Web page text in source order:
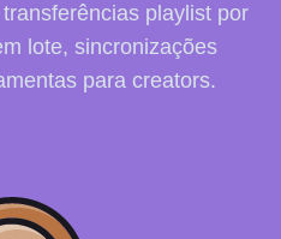
playlist por
lote, sincronizações
para creators.